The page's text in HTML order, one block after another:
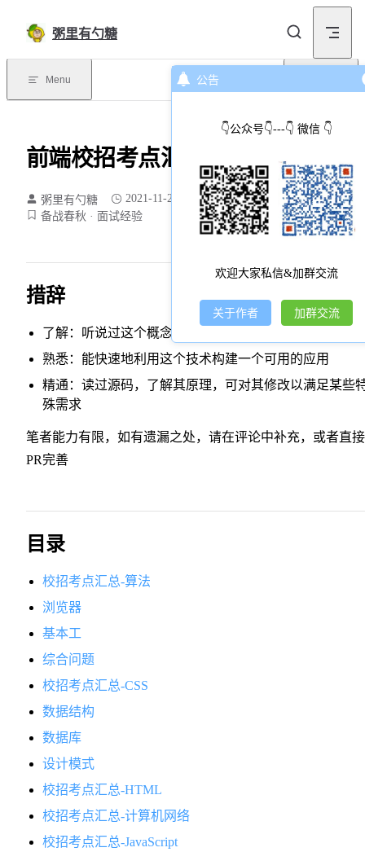
公告
👇公众号👇---👇 微信 👇
欢迎大家私信&加群交流
关于作者 加群交流
粥里有勺糖
Menu
前端校招考点汇总
粥里有勺糖 2021-11-21 195 个字
1 分钟
备战春秋
面试经验
措辞
了解：听说过这个概念，知道是干什么的
熟悉：能快速地利用这个技术构建一个可用的应用
精通：读过源码，了解其原理，可对其修改以满足某些
殊需求
笔者能力有限，如有遗漏之处，请在评论中补充，或者直
PR完善
目录
校招考点汇总-算法
浏览器
基本工
综合问题
校招考点汇总-CSS
数据结构
数据库
设计模式
校招考点汇总-HTML
校招考点汇总-计算机网络
校招考点汇总-JavaScript